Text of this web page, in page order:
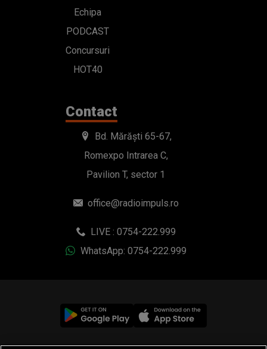
Echipa
PODCAST
Concursuri
HOT40
Contact
Bd. Mărăști 65-67,
Romexpo Intrarea C,
Pavilion T, sector 1
office@radioimpuls.ro
LIVE : 0754-222.999
WhatsApp: 0754-222.999